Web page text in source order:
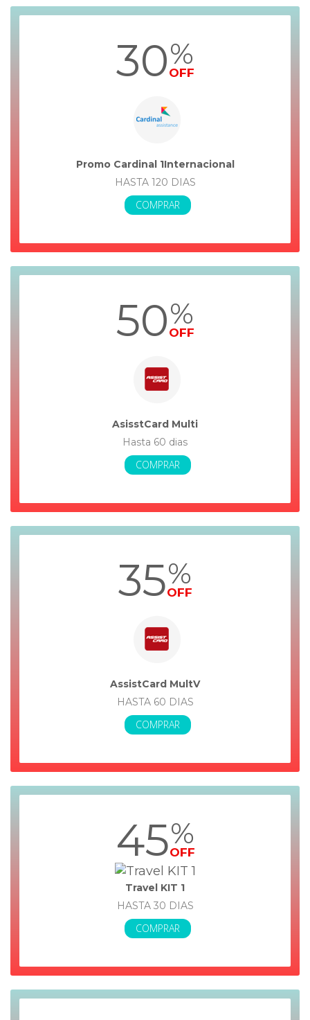
30%
OFF
Promo Cardinal 1Internacional
HASTA 120 DIAS
COMPRAR
50%
OFF
AsisstCard Multi
Hasta 60 dias
COMPRAR
35%
OFF
AssistCard MultV
HASTA 60 DIAS
COMPRAR
45%
OFF
Travel KIT 1
HASTA 30 DIAS
COMPRAR